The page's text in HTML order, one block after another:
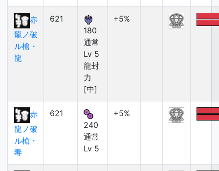
赤
龍ノ破
ル槍・
龍
621
180
通常
Lv 5
龍封
力
[中]
+5%
赤
龍ノ破
ル槍・
毒
621
240
通常
Lv 5
+5%